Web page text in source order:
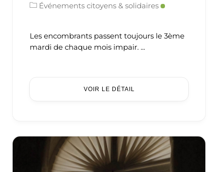
Événements citoyens & solidaires
Les encombrants passent toujours le 3ème
mardi de chaque mois impair. ...
VOIR LE DÉTAIL